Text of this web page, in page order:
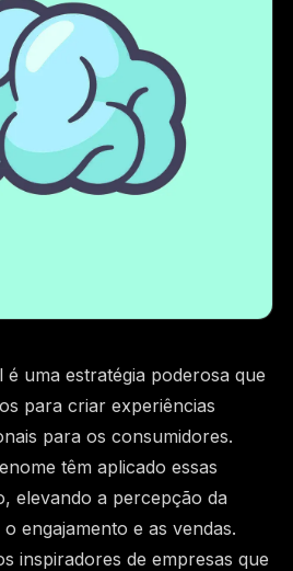
é uma estratégia poderosa que
para criar experiências
para os consumidores.
têm aplicado essas
elevando a percepção da
engajamento e as vendas.
inspiradores de empresas que